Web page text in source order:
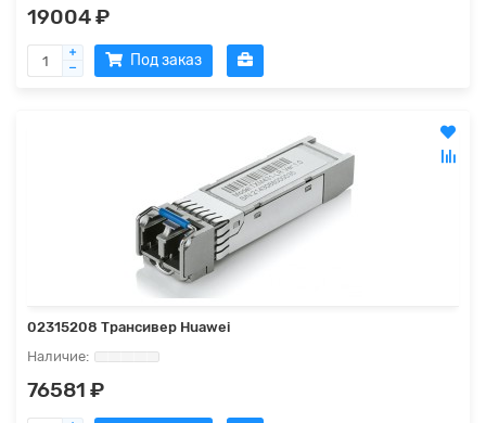
19004 ₽
Под заказ
02315208 Трансивер Huawei
76581 ₽